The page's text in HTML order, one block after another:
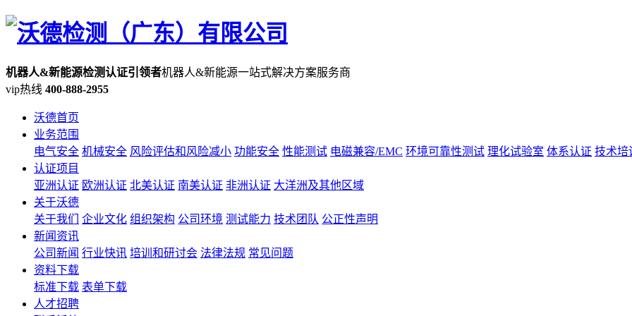
机器人&新能源检测认证引领者机器人&新能源一站式解决方案服务商
vip热线 400-888-2955
沃德首页
业务范围
电气安全 机械安全 风险评估和风险减小 功能安全 性能测试 电磁兼容/EMC 环境可靠性测试 理化试验室 体系认证 技术培
认证项目
亚洲认证 欧洲认证 北美认证 南美认证 非洲认证 大洋洲及其他区域
关于沃德
关于我们
企业文化 组织架构 公司环境 测试能力 技术团队 公正性声明
新闻资讯
公司新闻 行业快讯 培训和研讨会 法律法规 常见问题
资料下载
标准下载 表单下载
人才招聘